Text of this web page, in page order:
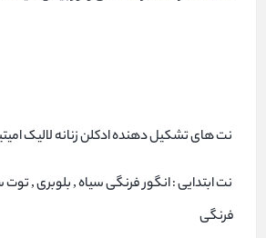
نت های تشکیل دهنده ادکلن زنانه لالیک
نت ابتدایی : انگور فرنگی سیاه , بلوبری ,
فرنگی